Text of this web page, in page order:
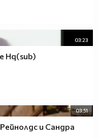
03:23
Hq(sub)
03:51
и Сандра